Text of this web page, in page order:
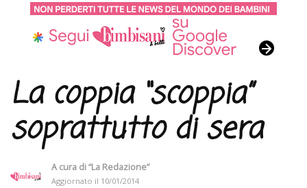
La coppia “scoppia”
soprattutto di sera
A cura di“La Redazione”
Aggiornato il 10/01/2014